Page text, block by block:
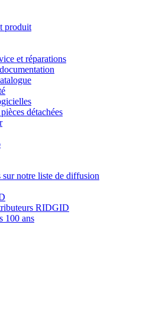
produit
et réparations
détachées
notre liste de diffusion
RIDGID
100 ans